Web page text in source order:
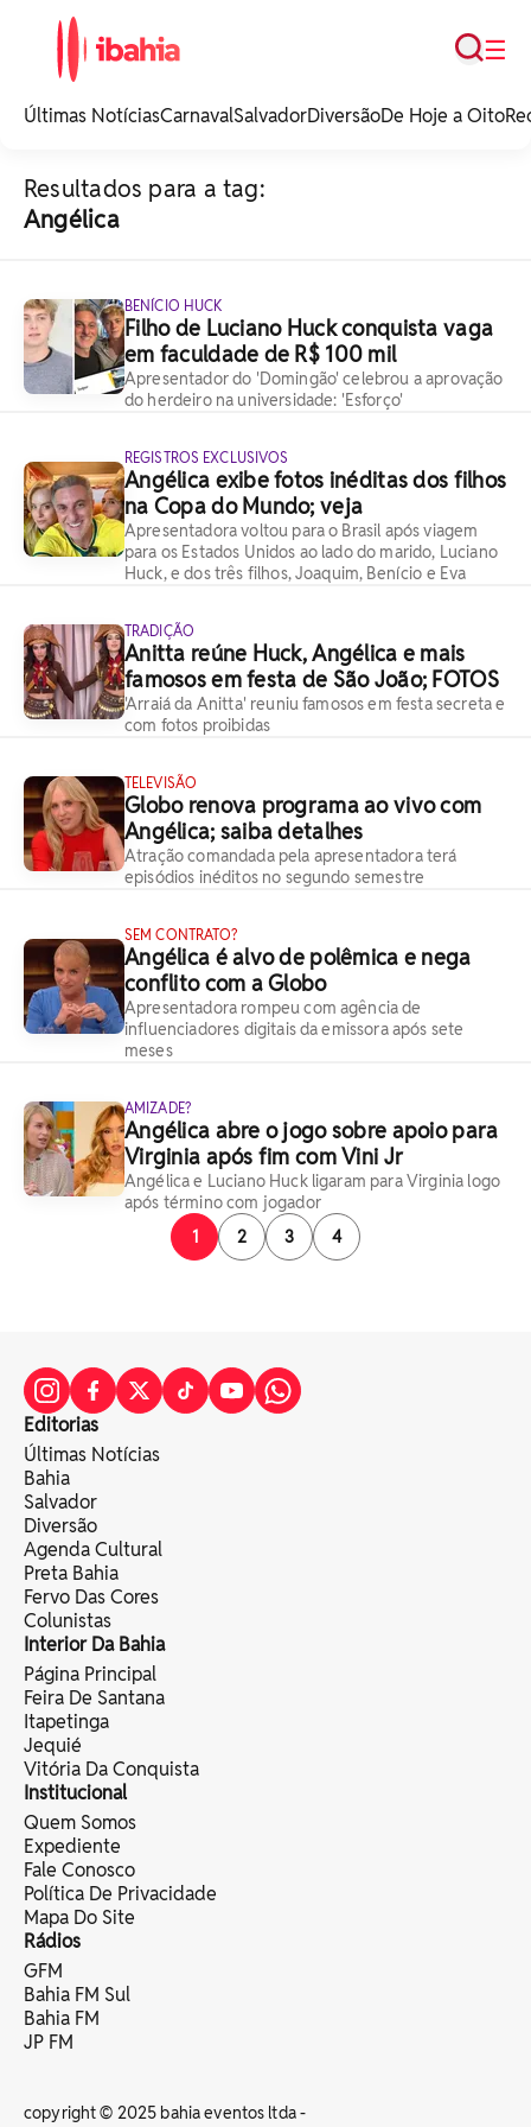
noticias e
☰
Busca
Últimas NotíciasCarnavalSalvadorDiversãoDe Hoje a Oito
Resultados para a tag:
Angélica
BENÍCIO HUCK
Filho de Luciano Huck conquista vaga
em faculdade de R$ 100 mil
Apresentador do 'Domingão' celebrou a aprovação
do herdeiro na universidade: 'Esforço'
REGISTROS EXCLUSIVOS
Angélica exibe fotos inéditas dos filhos
na Copa do Mundo; veja
Apresentadora voltou para o Brasil após viagem
para os Estados Unidos ao lado do marido, Luciano
Huck, e dos três filhos, Joaquim, Benício e Eva
TRADIÇÃO
Anitta reúne Huck, Angélica e mais
famosos em festa de São João; FOTOS
'Arraiá da Anitta' reuniu famosos em festa secreta e
com fotos proibidas
TELEVISÃO
Globo renova programa ao vivo com
Angélica; saiba detalhes
Atração comandada pela apresentadora terá
episódios inéditos no segundo semestre
SEM CONTRATO?
Angélica é alvo de polêmica e nega
conflito com a Globo
Apresentadora rompeu com agência de
influenciadores digitais da emissora após sete
meses
AMIZADE?
Angélica abre o jogo sobre apoio para
Virginia após fim com Vini Jr
Angélica e Luciano Huck ligaram para Virginia logo
após término com jogador
1
2 3 4
Editorias
Últimas Notícias
Bahia
Salvador
Diversão
Agenda Cultural
Preta Bahia
Fervo Das Cores
Colunistas
Interior Da Bahia
Página Principal
Feira De Santana
Itapetinga
Jequié
Vitória Da Conquista
Institucional
Quem Somos
Expediente
Fale Conosco
Política De Privacidade
Mapa Do Site
Rádios
GFM
Bahia FM Sul
Bahia FM
JP FM
copyright © 2025 bahia eventos ltda -